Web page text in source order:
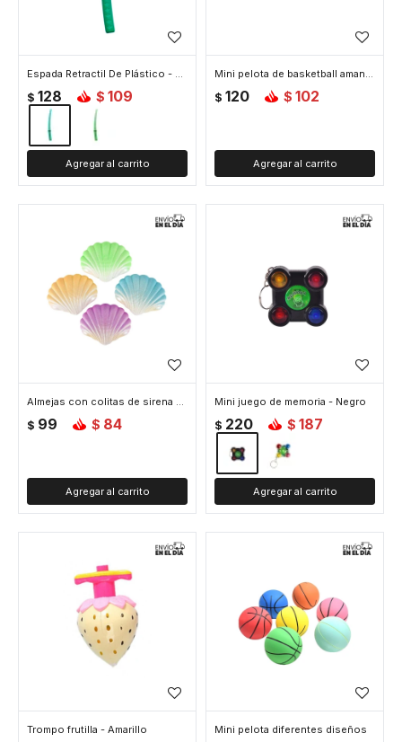
Espada Retractil De Plástico - Celeste
$ 128 $ 109
Mini pelota de basketball amansalocos
$ 120 $ 102
Almejas con colitas de sirena sorpresa para agua
$ 99 $ 84
Mini juego de memoria - Negro
$ 220 $ 187
Trompo frutilla - Amarillo Mini pelota diferentes diseños